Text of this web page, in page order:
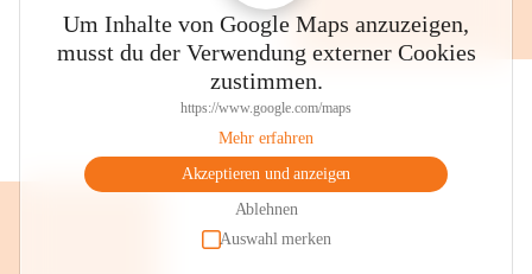
Um Inhalte von Google Maps anzuzeigen,
musst du der Verwendung externer Cookies
zustimmen.
https://www.google.com/maps
Mehr erfahren
Akzeptieren und anzeigen
Ablehnen
Auswahl merken